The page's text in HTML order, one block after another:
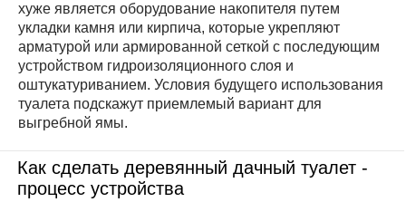
хуже является оборудование накопителя путем
укладки камня или кирпича, которые укрепляют
арматурой или армированной сеткой с последующим
устройством гидроизоляционного слоя и
оштукатуриванием. Условия будущего использования
туалета подскажут приемлемый вариант для
выгребной ямы.
Как сделать деревянный дачный туалет -
процесс устройства